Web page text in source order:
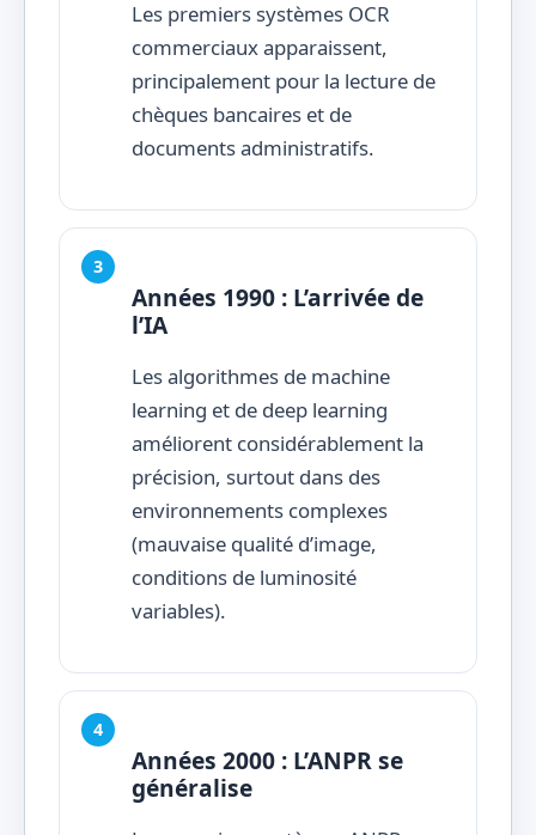
Les premiers systèmes OCR
commerciaux apparaissent,
principalement pour la lecture de
chèques bancaires et de
documents administratifs.
Années 1990 : L’arrivée de
l’IA
Les algorithmes de machine
learning et de deep learning
améliorent considérablement la
précision, surtout dans des
environnements complexes
(mauvaise qualité d’image,
conditions de luminosité
variables).
Années 2000 : L’ANPR se
généralise